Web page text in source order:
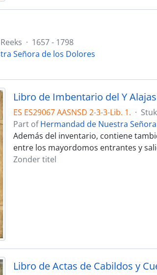
Reeks · 1657 - 1798
Señora de los Dolores
ES ES29067 AASNSD 2-3-3-Lib. 1. · Stuk
Part ofHermandad de Nuestra
Además del inventario, contiene
entre los mayordomos entrantes y
Zonder titel
Libro de Actas de Cabildos y